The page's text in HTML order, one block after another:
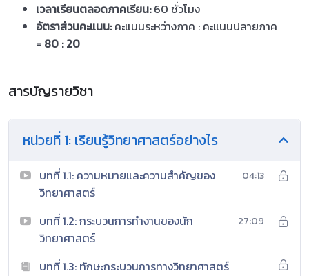
เวลาเรียนตลอดภาคเรียน:60 ชั่วโมง
อัตราส่วนคะแนน:คะแนนระหว่างภาค : คะแนนปลายภาค
= 80 : 20
สารบัญรายวิชา
หน่วยที่ 1: เรียนรู้วิทยาศาสตร์อย่างไร
บทที่ 1.1: ความหมายและความสำคัญของ
วิทยาศาสตร์
04:13
บทที่ 1.2: กระบวนการทำงานของนัก
วิทยาศาสตร์
27:09
บทที่ 1.3: ทักษะกระบวนการทางวิทยาศาสตร์